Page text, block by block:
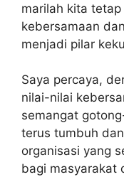
marilah kita
kebersamaan
menjadi pilar
Saya percaya,
nilai-nilai
semangat
terus tumbuh
organisasi yang
bagi masyarakat